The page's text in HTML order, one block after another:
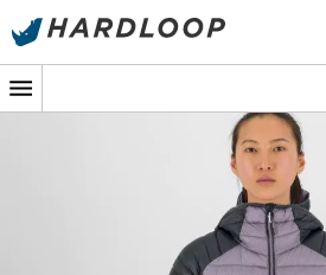
Promoções de verão 🔥 -5%